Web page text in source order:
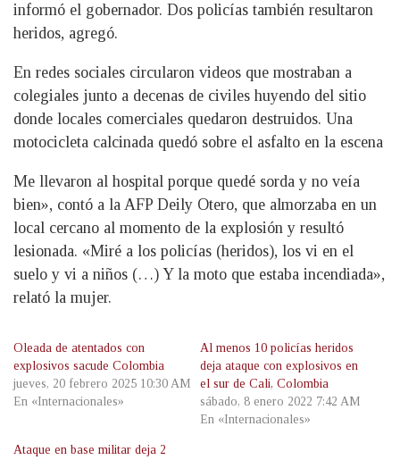
informó el gobernador. Dos policías también resultaron
heridos, agregó.
En redes sociales circularon videos que mostraban a
colegiales junto a decenas de civiles huyendo del sitio
donde locales comerciales quedaron destruidos. Una
motocicleta calcinada quedó sobre el asfalto en la escena
Me llevaron al hospital porque quedé sorda y no veía
bien», contó a la AFP Deily Otero, que almorzaba en un
local cercano al momento de la explosión y resultó
lesionada. «Miré a los policías (heridos), los vi en el
suelo y vi a niños (…) Y la moto que estaba incendiada»,
relató la mujer.
Oleada de atentados con
explosivos sacude Colombia
jueves, 20 febrero 2025 10:30 AM
En «Internacionales»
Al menos 10 policías heridos
deja ataque con explosivos en
el sur de Cali, Colombia
sábado, 8 enero 2022 7:42 AM
En «Internacionales»
Ataque en base militar deja 2